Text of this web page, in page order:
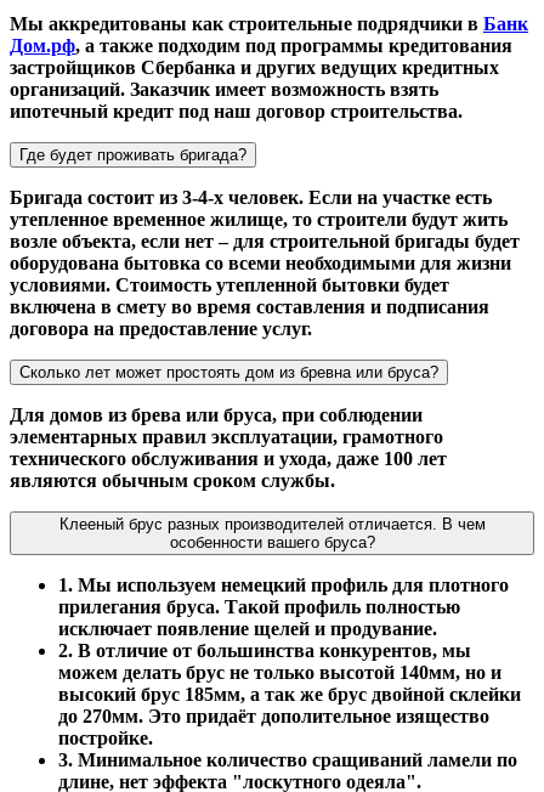
Мы аккредитованы как строительные подрядчики в Банк
Дом.рф, а также подходим под программы кредитования
застройщиков Сбербанка и других ведущих кредитных
организаций. Заказчик имеет возможность взять
ипотечный кредит под наш договор строительства.
Где будет проживать бригада?
Бригада состоит из 3-4-х человек. Если на участке есть
утепленное временное жилище, то строители будут жить
возле объекта, если нет – для строительной бригады будет
оборудована бытовка со всеми необходимыми для жизни
условиями. Стоимость утепленной бытовки будет
включена в смету во время составления и подписания
договора на предоставление услуг.
Сколько лет может простоять дом из бревна или бруса?
Для домов из брева или бруса, при соблюдении
элементарных правил эксплуатации, грамотного
технического обслуживания и ухода, даже 100 лет
являются обычным сроком службы.
Клееный брус разных производителей отличается. В чем
особенности вашего бруса?
1. Мы используем немецкий профиль для плотного
прилегания бруса. Такой профиль полностью
исключает появление щелей и продувание.
2. В отличие от большинства конкурентов, мы
можем делать брус не только высотой 140мм, но и
высокий брус 185мм, а так же брус двойной склейки
до 270мм. Это придаёт дополительное изящество
постройке.
3. Минимальное количество сращиваний ламели по
длине, нет эффекта "лоскутного одеяла".